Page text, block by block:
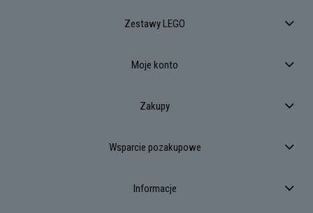
Zestawy LEGO
Moje konto
Zakupy
Wsparcie pozakupowe
Informacje